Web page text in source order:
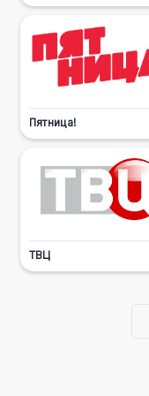
Пятница!
ТВЦ